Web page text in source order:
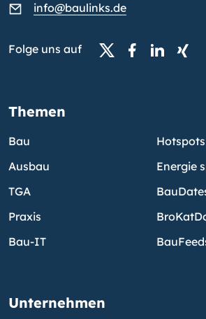
info@baulinks.de
Folge uns auf
Themen
Bau
Ausbau
TGA
Praxis
Bau-IT
Hotspots
Energie
Unternehmen